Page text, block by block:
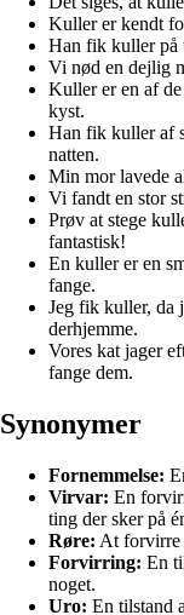
Kuller er kendt
Han fik kuller på
Vi nød en dejlig
Kuller er en af
kyst.
Han fik kuller af
natten.
Min mor lavede
Vi fandt en stor
Prøv at stege
fantastisk!
En kuller er en
fange.
Jeg fik kuller, da
derhjemme.
Vores kat jager
fange dem.
Synonymer
Fornemmelse:
Virvar: En
ting der sker på
Røre: At forvirre
Forvirring: En
noget.
Uro: En tilstand